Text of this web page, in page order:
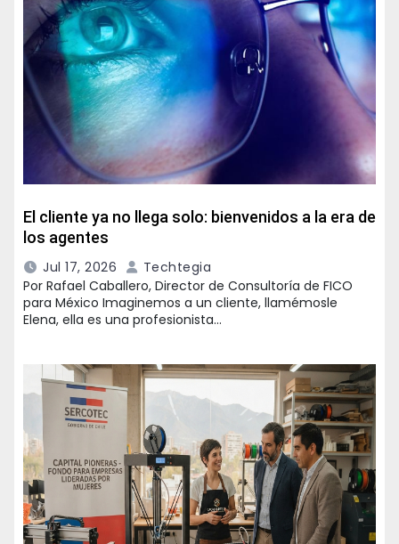
El cliente ya no llega solo: bienvenidos a la era de
los agentes
Jul 17, 2026
Techtegia
Por Rafael Caballero, Director de Consultoría de FICO
para México Imaginemos a un cliente, llamémosle
Elena, ella es una profesionista…